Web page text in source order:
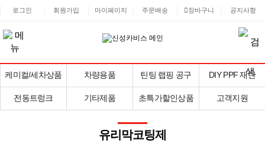
로그인 회원가입 마이페이지 주문배송 장바구니 공지사항
케미컬/세차상품 차량용품 틴팅 랩핑 공구 DIY PPF 재단
전동트렁크 기타제품 초특가할인상품 고객지원
유리막코팅제